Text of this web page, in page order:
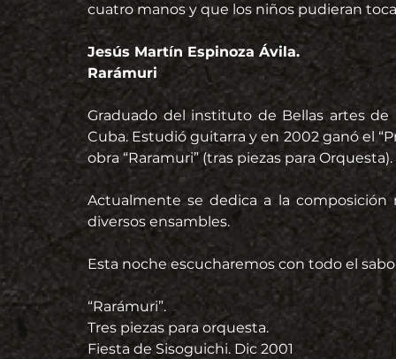
cuatro manos y que los niños pudieran
Jesús Martín Espinoza Ávila.
Rarámuri
Graduado del instituto de Bellas artes
Cuba. Estudió guitarra y en 2002 ganó el
obra “Raramuri” (tras piezas para Orquesta).
Actualmente se dedica a la
diversos ensambles.
Esta noche escucharemos con todo el
“Rarámuri”.
Tres piezas para orquesta.
Fiesta de Sisoguichi. Dic 2001